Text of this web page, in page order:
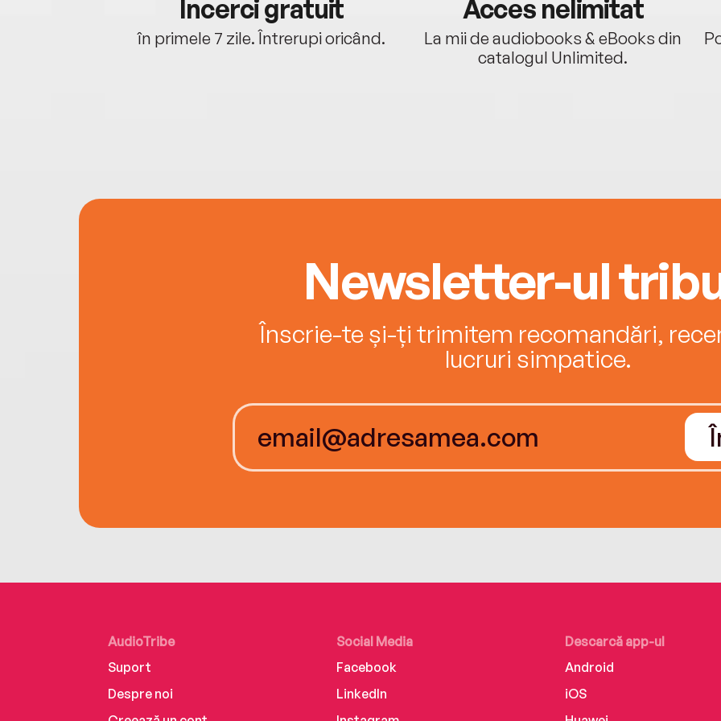
Încerci gratuit
în primele 7 zile. Întrerupi oricând.
Acces nelimitat
La mii de audiobooks & eBooks din
catalogul Unlimited.
Newsletter-ul
Înscrie-te și-ți trimitem recomandări,
lucruri simpatice.
AudioTribe
Suport
Despre noi
Social Media
Facebook
LinkedIn
Descarcă app-ul
Android
iOS